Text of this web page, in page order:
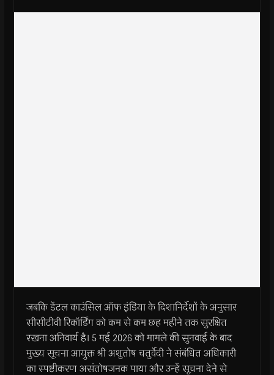
जबकि डेंटल काउंसिल ऑफ इंडिया के दिशानिर्देशों के अनुसार
सीसीटीवी रिकॉर्डिंग को कम से कम छह महीने तक सुरक्षित
रखना अनिवार्य है। 5 मई 2026 को मामले की सुनवाई के बाद
मुख्य सूचना आयुक्त श्री अशुतोष चतुर्वेदी ने संबंधित अधिकारी
का स्पष्टीकरण असंतोषजनक पाया और उन्हें सूचना देने से